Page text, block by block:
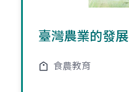
臺灣農業的發展
食農教育